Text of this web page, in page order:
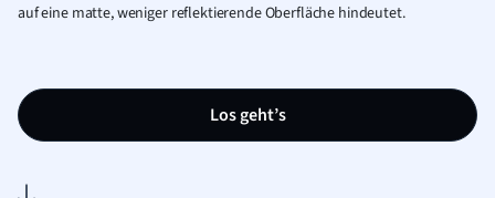
auf eine matte, weniger reflektierende Oberfläche hindeutet.
Los geht’s